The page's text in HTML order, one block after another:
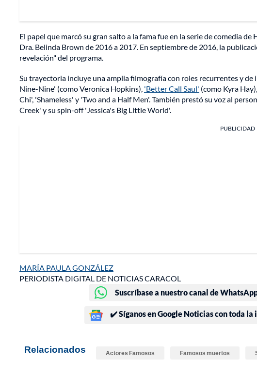
El papel que marcó su gran salto a la fama fue en la serie de comedia
Dra. Belinda Brown de 2016 a 2017. En septiembre de 2016, la
revelación" del programa.
Su trayectoria incluye una amplia filmografía con roles recurrentes y
Nine-Nine' (como Veronica Hopkins), 'Better Call Saul' (como Kyra
Chi', 'Shameless' y 'Two and a Half Men'. También prestó su voz al
Creek' y su spin-off 'Jessica's Big Little World'.
PUBLICIDAD
MARÍA PAULA GONZÁLEZ
PERIODISTA DIGITAL DE NOTICIAS CARACOL
Suscríbase a nuestro canal de
✔️ Síganos en Google Noticias con toda
Relacionados Actores Famosos Famosos muertos